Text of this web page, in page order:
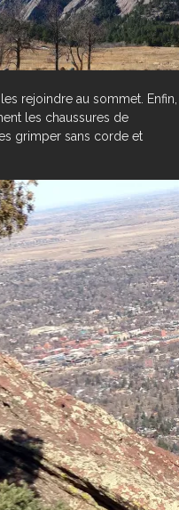
rejoindre au sommet. Enfin,
les chaussures de
grimper sans corde et